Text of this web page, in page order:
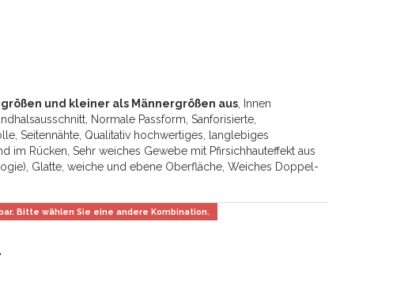
und kleiner als Männergrößen aus, Innen
Normale Passform, Sanforisierte,
Seitennähte, Qualitativ hochwertiges, langlebiges
im Rücken, Sehr weiches Gewebe mit Pfirsichhauteffekt aus
Glatte, weiche und ebene Oberfläche, Weiches Doppel-
Bitte wählen Sie eine andere Kombination.